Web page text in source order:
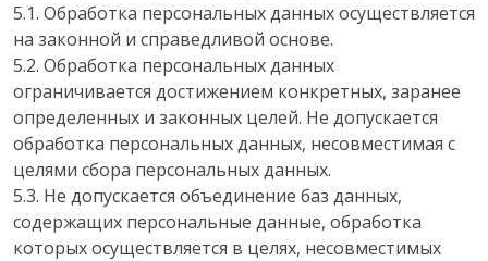
5.1. Обработка персональных данных осуществляется
на законной и справедливой основе.
5.2. Обработка персональных данных
ограничивается достижением конкретных, заранее
определенных и законных целей. Не допускается
обработка персональных данных, несовместимая с
целями сбора персональных данных.
5.3. Не допускается объединение баз данных,
содержащих персональные данные, обработка
которых осуществляется в целях, несовместимых